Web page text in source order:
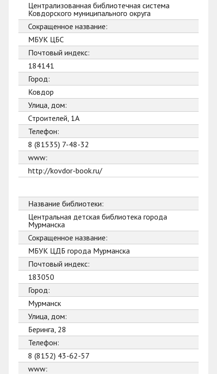
Централизованная библиотечная система
Ковдорского муниципального округа
Сокращенное название:
МБУК ЦБС
Почтовый индекс:
184141
Город:
Ковдор
Улица, дом:
Строителей, 1А
Телефон:
8 (81535) 7-48-32
www:
http://kovdor-book.ru/
Название библиотеки:
Центральная детская библиотека города
Мурманска
Сокращенное название:
МБУК ЦДБ города Мурманска
Почтовый индекс:
183050
Город:
Мурманск
Улица, дом:
Беринга, 28
Телефон:
8 (8152) 43-62-57
www: